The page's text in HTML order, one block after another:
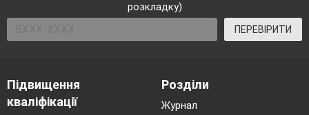
розкладку)
ПЕРЕВІРИТИ
Підвищення
кваліфікації
Розділи
Журнал